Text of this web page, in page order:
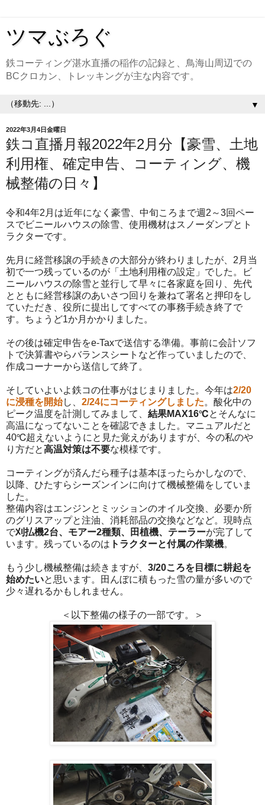
ツマぶろぐ
鉄コーティング湛水直播の稲作の記録と、鳥海山周辺での
BCクロカン、トレッキングが主な内容です。
▼
2022年3月4日金曜日
鉄コ直播月報2022年2月分【豪雪、土地
利用権、確定申告、コーティング、機
械整備の日々】
令和4年2月は近年になく豪雪、中旬ころまで週2～3回ペー
スでビニールハウスの除雪、使用機材はスノーダンプとト
ラクターです。
先月に経営移譲の手続きの大部分が終わりましたが、2月当
初で一つ残っているのが「土地利用権の設定」でした。ビ
ニールハウスの除雪と並行して早々に各家庭を回り、先代
とともに経営移譲のあいさつ回りを兼ねて署名と押印をし
ていただき、役所に提出してすべての事務手続き終了で
す。ちょうど1か月かかりました。
その後は確定申告をe-Taxで送信する準備。事前に会計ソフ
トで決算書やらバランスシートなど作っていましたので、
作成コーナーから送信して終了。
そしていよいよ鉄コの仕事がはじまりました。今年は2/20
に浸種を開始し、 2/24にコーティングしました。酸化中の
ピーク温度を計測してみまして、 結果MAX16℃とそんなに
高温になってないことを確認できました。マニュアルだと
40℃超えないようにと見た覚えがありますが、今の私のや
り方だと高温対策は不要な模様です。
コーティングが済んだら種子は基本ほったらかしなので、
以降、ひたすらシーズンインに向けて機械整備をしていま
した。
整備内容はエンジンとミッションのオイル交換、必要か所
のグリスアップと注油、消耗部品の交換などなど。現時点
で刈払機2台、モアー2種類、田植機、テーラーが完了して
います。残っているのは トラクターと付属の作業機。
もう少し機械整備は続きますが、 3/20ころを目標に耕起を
始めたいと思います。田んぼに積もった雪の量が多いので
少々遅れるかもしれません。
＜以下整備の様子の一部です。＞